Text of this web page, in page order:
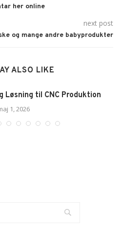
her online
next post
og mange andre babyprodukter
ALSO LIKE
Løsning til CNC Produktion
1, 2026